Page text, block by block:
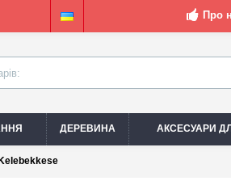
Про
ДЕРЕВИНА АКСЕСУАРИ